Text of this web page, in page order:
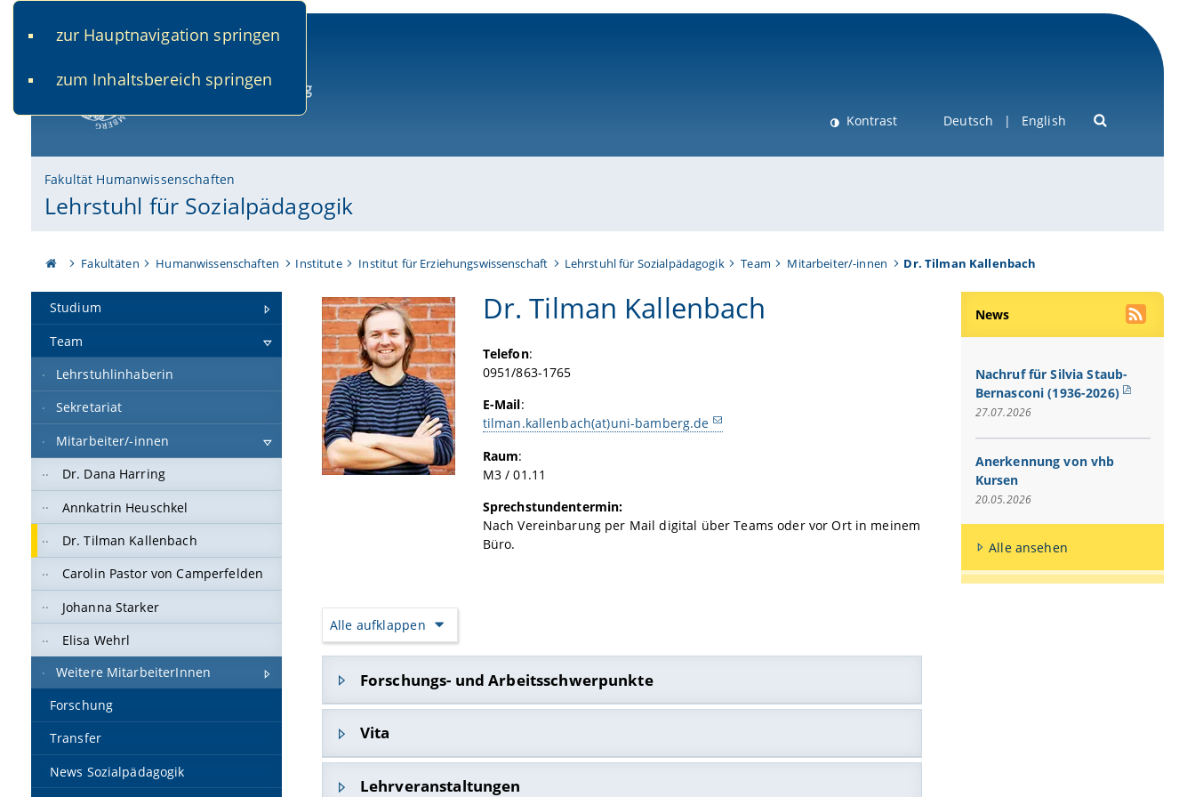
zur Hauptnavigation springen
zum Inhaltsbereich springen
Kontrast Deutsch English
Fakultät Humanwissenschaften
Lehrstuhl für Sozialpädagogik
Fakultäten Humanwissenschaften Institute Institut für Erziehungswissenschaft Lehrstuhl für Sozialpädagogik Team Mitarbeiter/-innen Dr. Tilman Kallenbach
Studium
Team
Lehrstuhlinhaberin
Sekretariat
Mitarbeiter/-innen
Dr. Dana Harring
Annkatrin Heuschkel
Dr. Tilman Kallenbach
Carolin Pastor von Camperfelden
Johanna Starker
Elisa Wehrl
Weitere MitarbeiterInnen
Forschung
Transfer
News Sozialpädagogik
Dr. Tilman Kallenbach
Telefon:
0951/863-1765
E-Mail:
tilman.kallenbach(at)uni-bamberg.de
Raum:
M3 / 01.11
Sprechstundentermin:
Nach Vereinbarung per Mail digital über Teams oder vor Ort in meinem
Büro.
Alle aufklappen
Forschungs- und Arbeitsschwerpunkte
Soziale Bewegungen
Vita
Kurzbiographie
Lehrveranstaltungen
News
Nachruf für Silvia Staub-
Bernasconi (1936-2026)
27.07.2026
Anerkennung von vhb
Kursen
20.05.2026
Alle ansehen